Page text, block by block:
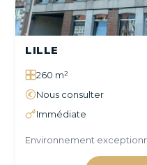
LILLE
260 m²
Nous consulter
Immédiate
Environnement